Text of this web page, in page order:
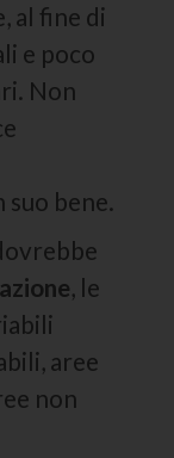
al fine di
e poco
Non
bene.
, le
aree
non